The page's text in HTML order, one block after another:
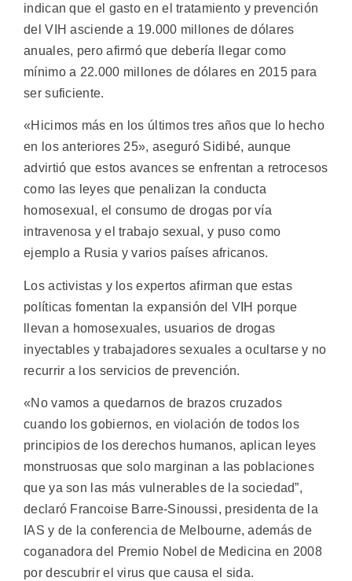
indican que el gasto en el tratamiento y prevención
del VIH asciende a 19.000 millones de dólares
anuales, pero afirmó que debería llegar como
mínimo a 22.000 millones de dólares en 2015 para
ser suficiente.
«Hicimos más en los últimos tres años que lo hecho
en los anteriores 25», aseguró Sidibé, aunque
advirtió que estos avances se enfrentan a retrocesos
como las leyes que penalizan la conducta
homosexual, el consumo de drogas por vía
intravenosa y el trabajo sexual, y puso como
ejemplo a Rusia y varios países africanos.
Los activistas y los expertos afirman que estas
políticas fomentan la expansión del VIH porque
llevan a homosexuales, usuarios de drogas
inyectables y trabajadores sexuales a ocultarse y no
recurrir a los servicios de prevención.
«No vamos a quedarnos de brazos cruzados
cuando los gobiernos, en violación de todos los
principios de los derechos humanos, aplican leyes
monstruosas que solo marginan a las poblaciones
que ya son las más vulnerables de la sociedad”,
declaró Francoise Barre-Sinoussi, presidenta de la
IAS y de la conferencia de Melbourne, además de
coganadora del Premio Nobel de Medicina en 2008
por descubrir el virus que causa el sida.